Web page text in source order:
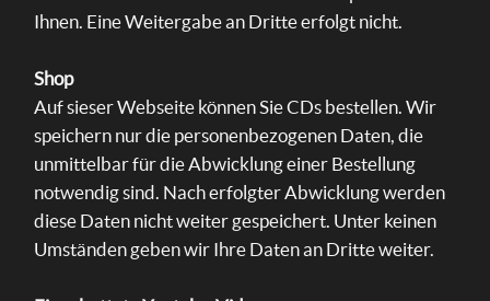
Ihnen. Eine Weitergabe an Dritte erfolgt nicht.
Shop
Auf sieser Webseite können Sie CDs bestellen. Wir
speichern nur die personenbezogenen Daten, die
unmittelbar für die Abwicklung einer Bestellung
notwendig sind. Nach erfolgter Abwicklung werden
diese Daten nicht weiter gespeichert. Unter keinen
Umständen geben wir Ihre Daten an Dritte weiter.